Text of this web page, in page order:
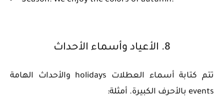
8. الأعياد وأسماء الأحداث
تتم كتابة أسماء العطلات holidays والأحداث الهامة
events بالأحرف الكبيرة. أمثلة: